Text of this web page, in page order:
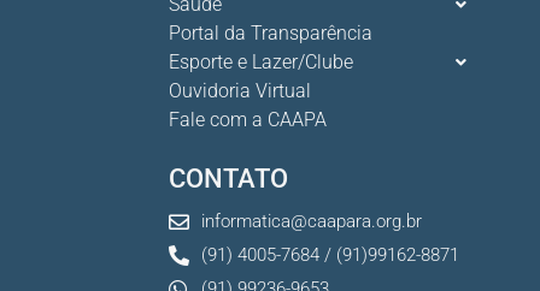
Portal da Transparência
Esporte e Lazer/Clube
Ouvidoria Virtual
Fale com a CAAPA
CONTATO
informatica@caapara.org.br
(91) 4005-7684 / (91)99162-8871